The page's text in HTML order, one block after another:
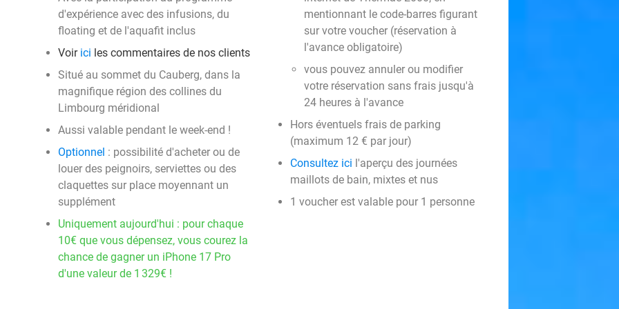
d'expérience avec des infusions, du
floating et de l'aquafit inclus
Voir ici les commentaires de nos clients
Situé au sommet du Cauberg, dans la
magnifique région des collines du
Limbourg méridional
Aussi valable pendant le week-end !
Optionnel : possibilité d'acheter ou de
louer des peignoirs, serviettes ou des
claquettes sur place moyennant un
supplément
Uniquement aujourd'hui : pour chaque
10€ que vous dépensez, vous courez la
chance de gagner un iPhone 17 Pro
d'une valeur de 1 329€ !
mentionnant le code-barres figurant
sur votre voucher (réservation à
l'avance obligatoire)
vous pouvez annuler ou modifier
votre réservation sans frais jusqu'à
24 heures à l'avance
Hors éventuels frais de parking
(maximum 12 € par jour)
Consultez ici l'aperçu des journées
maillots de bain, mixtes et nus
1 voucher est valable pour 1 personne